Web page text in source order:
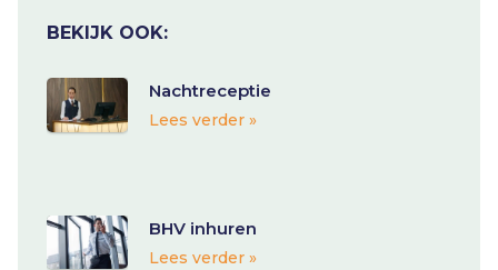
BEKIJK OOK:
Nachtreceptie
Lees verder »
BHV inhuren
Lees verder »